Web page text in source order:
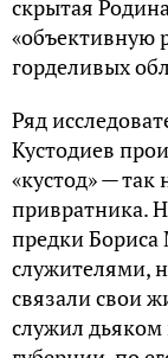
скрытая
«объективную
горделивых
Ряд
Кустодиев
«кустод» —
привратника.
предки
служителями,
связали свои
служил дьяком